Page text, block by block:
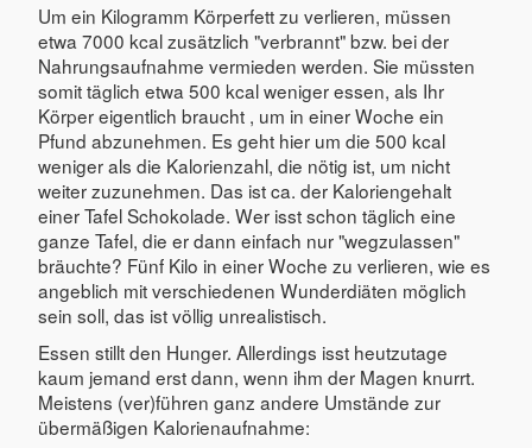
Um ein Kilogramm Körperfett zu verlieren, müssen
etwa 7000 kcal zusätzlich "verbrannt" bzw. bei der
Nahrungsaufnahme vermieden werden. Sie müssten
somit täglich etwa 500 kcal weniger essen, als Ihr
Körper eigentlich braucht , um in einer Woche ein
Pfund abzunehmen. Es geht hier um die 500 kcal
weniger als die Kalorienzahl, die nötig ist, um nicht
weiter zuzunehmen. Das ist ca. der Kaloriengehalt
einer Tafel Schokolade. Wer isst schon täglich eine
ganze Tafel, die er dann einfach nur "wegzulassen"
bräuchte? Fünf Kilo in einer Woche zu verlieren, wie es
angeblich mit verschiedenen Wunderdiäten möglich
sein soll, das ist völlig unrealistisch.
Essen stillt den Hunger. Allerdings isst heutzutage
kaum jemand erst dann, wenn ihm der Magen knurrt.
Meistens (ver)führen ganz andere Umstände zur
übermäßigen Kalorienaufnahme: